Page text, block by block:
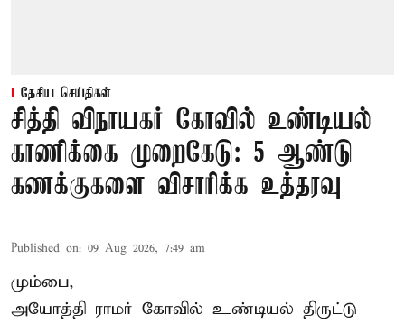
தேசிய செய்திகள்
சித்தி விநாயகர் கோவில் உண்டியல்
காணிக்கை முறைகேடு: 5 ஆண்டு
கணக்குகளை விசாரிக்க உத்தரவு
Published on: 09 Aug 2026, 7:49 am
மும்பை,
அயோத்தி ராமர் கோவில் உண்டியல் திருட்டு